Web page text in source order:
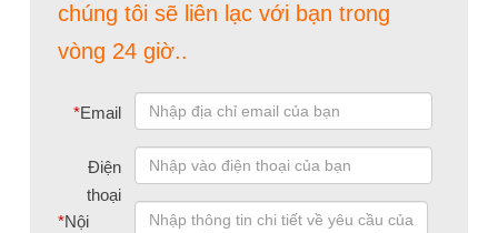
chúng tôi sẽ liên lạc với bạn trong
vòng 24 giờ..
*Email
Điện
thoại
*Nội